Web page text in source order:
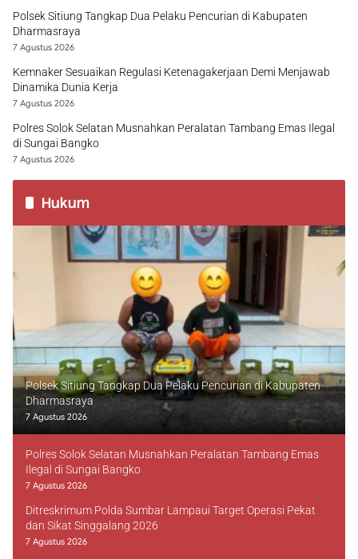
Polsek Sitiung Tangkap Dua Pelaku Pencurian di Kabupaten
Dharmasraya
7 Agustus 2026
Kemnaker Sesuaikan Regulasi Ketenagakerjaan Demi Menjawab
Dinamika Dunia Kerja
7 Agustus 2026
Polres Solok Selatan Musnahkan Peralatan Tambang Emas Ilegal
di Sungai Bangko
7 Agustus 2026
Hukum
Polsek Sitiung Tangkap Dua Pelaku Pencurian di Kabupaten
Dharmasraya
7 Agustus 2026
Polres Solok Selatan Musnahkan Peralatan Tambang Emas
Ilegal di Sungai Bangko
7 Agustus 2026
Ditreskrimum Polda Sumbar Lampaui Target Operasi Pekat
dan Sikat Singgalang 2026
7 Agustus 2026